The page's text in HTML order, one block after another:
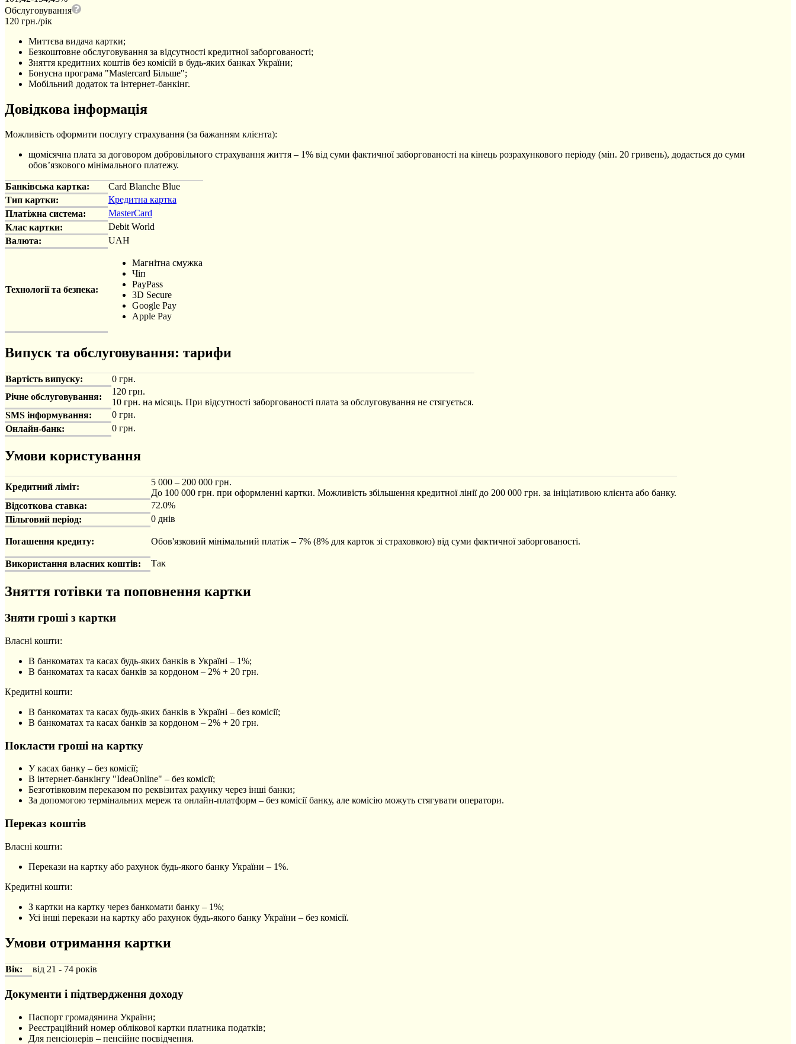
Обслуговування
120 грн./рік
Миттєва видача картки;
Безкоштовне обслуговування за відсутності кредитної заборгованості;
Зняття кредитних коштів без комісій в будь-яких банках України;
Бонусна програма "Mastercard Більше";
Мобільний додаток та інтернет-банкінг.
Довідкова інформація
Можливість оформити послугу страхування (за бажанням клієнта):
щомісячна плата за договором добровільного страхування життя – 1% від суми фактичної заборгованості на кінець розрахункового періоду (мін. 20 гривень), додається до суми
обов’язкового мінімального платежу.
Банківська картка:
Card Blanche Blue
Тип картки:
Кредитна картка
Платіжна система:
MasterCard
Клас картки:
Debit World
Валюта:
UAH
Технології та безпека:
Магнітна смужка
Чіп
PayPass
3D Secure
Google Pay
Apple Pay
Випуск та обслуговування: тарифи
Вартість випуску:
0 грн.
Річне обслуговування:
120 грн.
10 грн. на місяць. При відсутності заборгованості плата за обслуговування не стягується.
SMS інформування:
0 грн.
Онлайн-банк:
0 грн.
Умови користування
Кредитний ліміт:
5 000 – 200 000 грн.
До 100 000 грн. при оформленні картки. Можливість збільшення кредитної лінії до 200 000 грн. за ініціативою клієнта або банку.
Відсоткова ставка:
72.0%
Пільговий період:
0 днів
Погашення кредиту: Обов'язковий мінімальний платіж – 7% (8% для карток зі страховкою) від суми фактичної заборгованості.
Використання власних коштів: Так
Зняття готівки та поповнення картки
Зняти гроші з картки
Власні кошти:
В банкоматах та касах будь-яких банків в Україні – 1%;
В банкоматах та касах банків за кордоном – 2% + 20 грн.
Кредитні кошти:
В банкоматах та касах будь-яких банків в Україні – без комісії;
В банкоматах та касах банків за кордоном – 2% + 20 грн.
Покласти гроші на картку
У касах банку – без комісії;
В інтернет-банкінгу "IdeaOnline" – без комісії;
Безготівковим переказом по реквізитах рахунку через інші банки;
За допомогою термінальних мереж та онлайн-платформ – без комісії банку, але комісію можуть стягувати оператори.
Переказ коштів
Власні кошти:
Перекази на картку або рахунок будь-якого банку України – 1%.
Кредитні кошти:
З картки на картку через банкомати банку – 1%;
Усі інші перекази на картку або рахунок будь-якого банку України – без комісії.
Умови отримання картки
Вік: від 21 - 74 років
Документи і підтвердження доходу
Паспорт громадянина України;
Реєстраційний номер облікової картки платника податків;
Для пенсіонерів – пенсійне посвідчення.